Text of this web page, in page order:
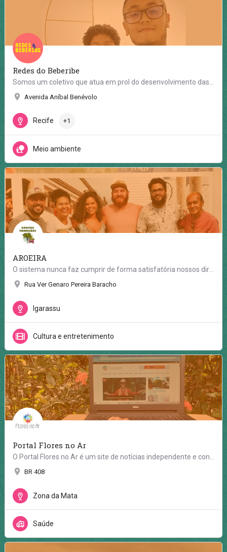
Redes do Beberibe
Avenida Aníbal Benévolo
Recife +1
Meio ambiente
AROEIRA
Rua Ver Genaro Pereira Baracho
Igarassu
Cultura e entretenimento
Portal Flores no Ar
BR 408
Zona da Mata
Saúde